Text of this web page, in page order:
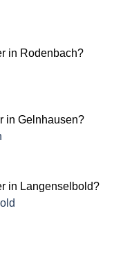
in Rodenbach?
in Gelnhausen?
in Langenselbold?